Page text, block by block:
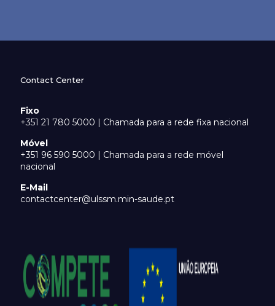
Contact Center
Fixo
+351 21 780 5000 | Chamada para a rede fixa nacional
Móvel
+351 96 590 5000 | Chamada para a rede móvel
nacional
E-Mail
contactcenter@ulssm.min-saude.pt